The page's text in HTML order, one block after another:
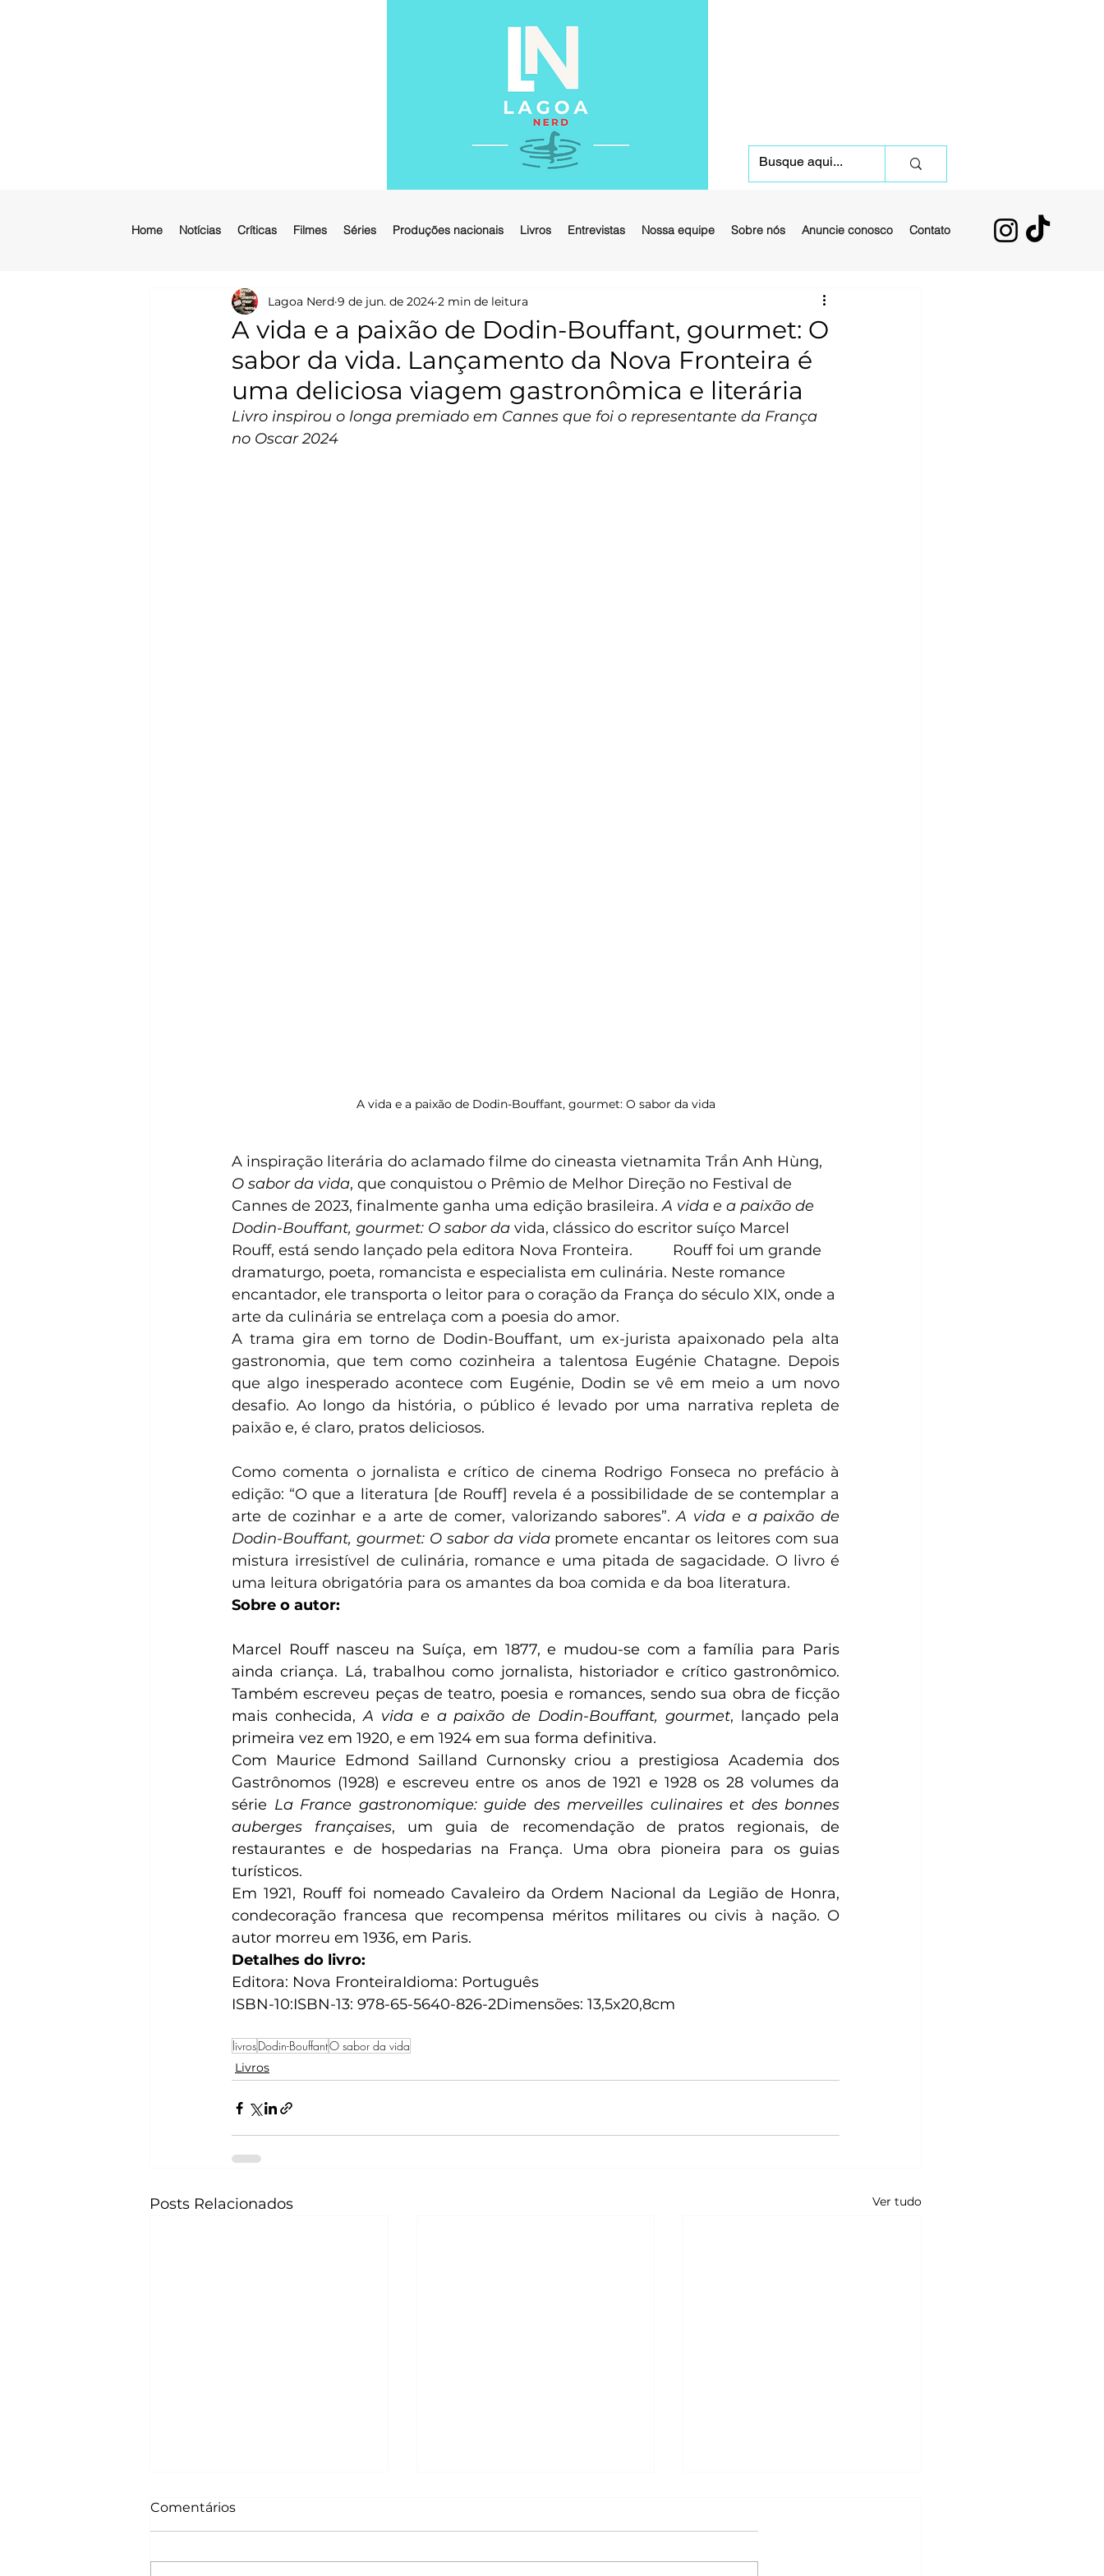
Home Notícias Críticas Filmes Séries Produções nacionais Livros Entrevistas Nossa equipe Sobre nós Anuncie conosco Contato
A vida e a paixão de Dodin-Bouffant, gourmet: O
sabor da vida. Lançamento da Nova Fronteira é
uma deliciosa viagem gastronômica e literária
Lagoa Nerd 9 de jun. de 2024 2 min de leitura
Livro inspirou o longa premiado em Cannes que foi o representante da França
no Oscar 2024
A vida e a paixão de Dodin-Bouffant, gourmet: O sabor da vida
A inspiração literária do aclamado filme do cineasta vietnamita Trần Anh Hùng,
O sabor da vida, que conquistou o Prêmio de Melhor Direção no Festival de
Cannes de 2023, finalmente ganha uma edição brasileira. A vida e a paixão de
Dodin-Bouffant, gourmet: O sabor da vida, clássico do escritor suíço Marcel
Rouff, está sendo lançado pela editora Nova Fronteira.
Rouff foi um grande
dramaturgo, poeta, romancista e especialista em culinária. Neste romance
encantador, ele transporta o leitor para o coração da França do século XIX, onde a
arte da culinária se entrelaça com a poesia do amor.
A trama gira em torno de Dodin-Bouffant, um ex-jurista apaixonado pela alta
gastronomia, que tem como cozinheira a talentosa Eugénie Chatagne. Depois
que algo inesperado acontece com Eugénie, Dodin se vê em meio a um novo
desafio. Ao longo da história, o público é levado por uma narrativa repleta de
paixão e, é claro, pratos deliciosos.
Como comenta o jornalista e crítico de cinema Rodrigo Fonseca no prefácio à
edição: “O que a literatura [de Rouff] revela é a possibilidade de se contemplar a
arte de cozinhar e a arte de comer, valorizando sabores”. A vida e a paixão de
Dodin-Bouffant, gourmet: O sabor da vida promete encantar os leitores com sua
mistura irresistível de culinária, romance e uma pitada de sagacidade. O livro é
uma leitura obrigatória para os amantes da boa comida e da boa literatura.
Sobre o autor:
Marcel Rouff nasceu na Suíça, em 1877, e mudou-se com a família para Paris
ainda criança. Lá, trabalhou como jornalista, historiador e crítico gastronômico.
Também escreveu peças de teatro, poesia e romances, sendo sua obra de ficção
mais conhecida, A vida e a paixão de Dodin-Bouffant, gourmet, lançado pela
primeira vez em 1920, e em 1924 em sua forma definitiva.
Com Maurice Edmond Sailland Curnonsky criou a prestigiosa Academia dos
Gastrônomos (1928) e escreveu entre os anos de 1921 e 1928 os 28 volumes da
série La France gastronomique: guide des merveilles culinaires et des bonnes
auberges françaises, um guia de recomendação de pratos regionais, de
restaurantes e de hospedarias na França. Uma obra pioneira para os guias
turísticos.
Em 1921, Rouff foi nomeado Cavaleiro da Ordem Nacional da Legião de Honra,
condecoração francesa que recompensa méritos militares ou civis à nação. O
autor morreu em 1936, em Paris.
Detalhes do livro:
Editora:‎ Nova FronteiraIdioma:‎ Português
ISBN-10:‎ISBN-13:‎ 978-65-5640-826-2Dimensões:‎ 13,5x20,8cm
livrosDodin-BouffantO sabor da vida
Livros
Posts Relacionados Ver tudo
Comentários